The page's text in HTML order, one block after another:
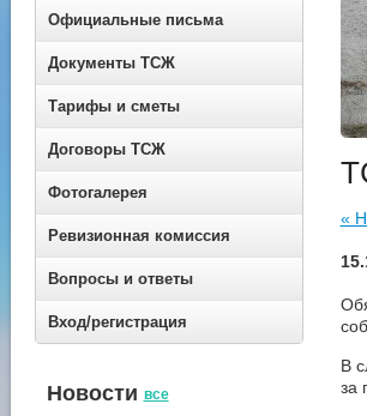
Официальные письма
Документы ТСЖ
Тарифы и сметы
Договоры ТСЖ
Фотогалерея
Ревизионная комиссия
Вопросы и ответы
Вход/регистрация
Новости все
«
В
за